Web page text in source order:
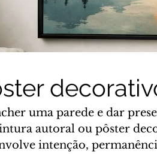
uma parede e dar
autoral ou pôster
intenção,